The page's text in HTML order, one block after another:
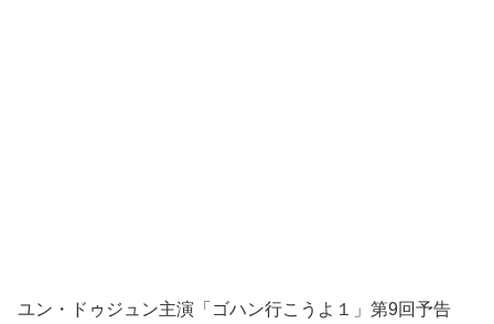
ユン・ドゥジュン主演「ゴハン行こうよ１」第9回予告